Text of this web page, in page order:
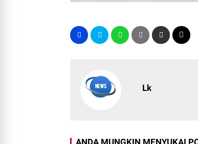
Lk
ANDA MUNGKIN MENYUKAI